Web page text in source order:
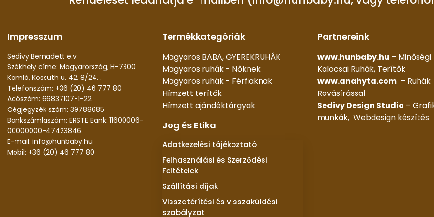
Impresszum
Sedivy Bernadett e.v.
Székhely címe: Magyarország, H-7300
Komló, Kossuth u. 42. 8/24. .
Telefonszám: +36 (20) 46 777 80
Adószám: 66837107-1-22
Cégjegyzék szám: 39788685
Bankszámlaszám: ERSTE Bank: 11600006-
00000000-47423846
E-mail: info@hunbaby.hu
Mobil: +36 (20) 46 777 80
Termékkategóriák
Magyaros BABA, GYEREKRUHÁK
Magyaros ruhák - Nőknek
Magyaros ruhák - Férfiaknak
Hímzett terítők
Hímzett ajándéktárgyak
Jog és Etika
Adatkezelési tájékoztató
Felhasználási és Szerződési
Feltételek
Szállítási díjak
Visszatérítési és visszaküldési
szabályzat
Partnereink
www.hunbaby.hu – Minőségi
Kalocsai Ruhák, Terítők
www.anahyta.com – Ruhák
Rovásírással
Sedivy Design Studio –
munkák, Webdesign készítés